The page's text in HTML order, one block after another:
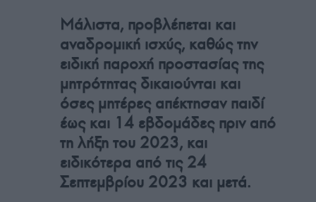
Μάλιστα, προβλέπεται και
αναδρομική ισχύς, καθώς την
ειδική παροχή προστασίας της
μητρότητας δικαιούνται και
όσες μητέρες απέκτησαν παιδί
έως και 14 εβδομάδες πριν από
τη λήξη του 2023, και
ειδικότερα από τις 24
Σεπτεμβρίου 2023 και μετά.